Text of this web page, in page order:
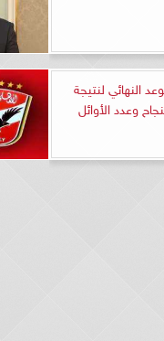
النهائي لنتيجة
وعدد الأوائل